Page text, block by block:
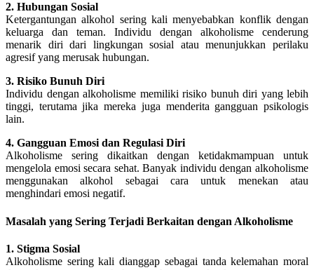
2. Hubungan Sosial
Ketergantungan alkohol sering kali menyebabkan konflik dengan
keluarga dan teman. Individu dengan alkoholisme cenderung
menarik diri dari lingkungan sosial atau menunjukkan perilaku
agresif yang merusak hubungan.
3. Risiko Bunuh Diri
Individu dengan alkoholisme memiliki risiko bunuh diri yang lebih
tinggi, terutama jika mereka juga menderita gangguan psikologis
lain.
4. Gangguan Emosi dan Regulasi Diri
Alkoholisme sering dikaitkan dengan ketidakmampuan untuk
mengelola emosi secara sehat. Banyak individu dengan alkoholisme
menggunakan alkohol sebagai cara untuk menekan atau
menghindari emosi negatif.
Masalah yang Sering Terjadi Berkaitan dengan Alkoholisme
1. Stigma Sosial
Alkoholisme sering kali dianggap sebagai tanda kelemahan moral